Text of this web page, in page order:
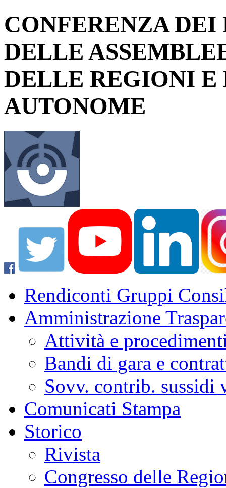
CONFERENZA DEI
DELLE
DELLE REGIONI E
AUTONOME
Rendiconti Gruppi
Amministrazione
Attività e
Bandi di gara e
Sovv. contrib. sussidi
Comunicati Stampa
Storico
Rivista
Congresso delle